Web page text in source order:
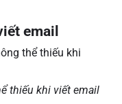
email
thiếu khi viết email